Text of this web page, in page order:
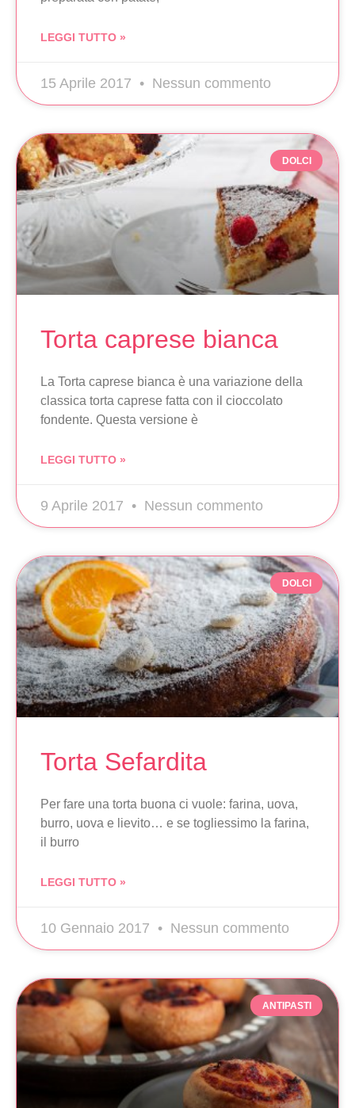
LEGGI TUTTO »
15 Aprile 2017 Nessun commento
DOLCI
Torta caprese bianca
La Torta caprese bianca è una variazione della
classica torta caprese fatta con il cioccolato
fondente. Questa versione è
LEGGI TUTTO »
9 Aprile 2017 Nessun commento
DOLCI
Torta Sefardita
Per fare una torta buona ci vuole: farina, uova,
burro, uova e lievito… e se togliessimo la farina,
il burro
LEGGI TUTTO »
10 Gennaio 2017 Nessun commento
ANTIPASTI